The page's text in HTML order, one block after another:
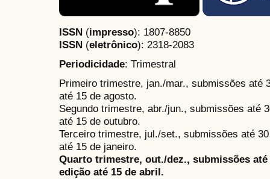
ISSN (impresso): 1807-8850
ISSN (eletrônico): 2318-2083
Periodicidade: Trimestral
Primeiro trimestre, jan./mar., submissões até
até 15 de agosto.
Segundo trimestre, abr./jun., submissões até
até 15 de outubro.
Terceiro trimestre, jul./set., submissões até
até 15 de janeiro.
Quarto trimestre, out./dez., submissões
edição até 15 de abril.